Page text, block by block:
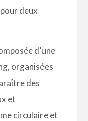
deux
d’une
organisées
des
et
circulaire et